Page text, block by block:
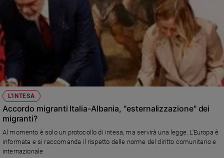
L'INTESA
Accordo migranti Italia-Albania, "esternalizzazione" dei
migranti?
Al momento è solo un protocollo di intesa, ma servirà una legge. L'Europa è
informata e si raccomanda il rispetto delle norme del diritto comunitario e
internazionale